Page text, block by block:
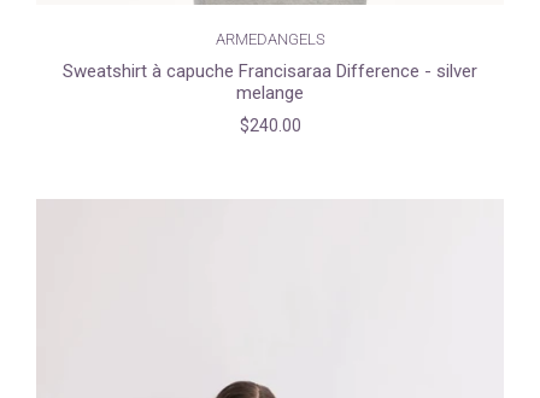
ARMEDANGELS
Sweatshirt à capuche Francisaraa Difference - silver
melange
$240.00